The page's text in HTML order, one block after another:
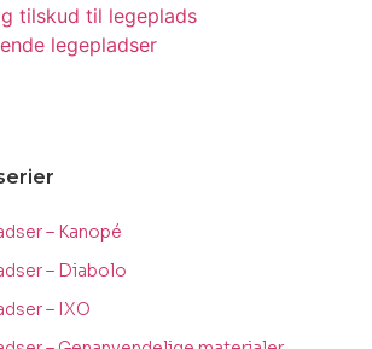
tilskud til legeplads
legepladser
– Kanopé
– Diabolo
– IXO